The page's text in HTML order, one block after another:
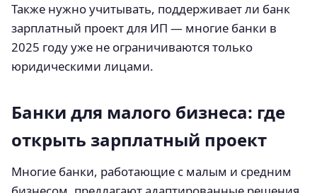
Также нужно учитывать, поддерживает ли банк
зарплатный проект для ИП — многие банки в
2025 году уже не ограничиваются только
юридическими лицами.
Банки для малого бизнеса: где
открыть зарплатный проект
Многие банки, работающие с малым и средним